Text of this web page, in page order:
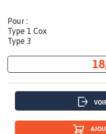
Pour :
Type 1 Cox
Type 3